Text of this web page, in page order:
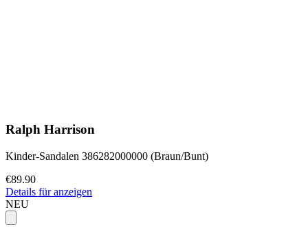
Ralph Harrison
Kinder-Sandalen 386282000000 (Braun/Bunt)
€89.90
Details für anzeigen
NEU